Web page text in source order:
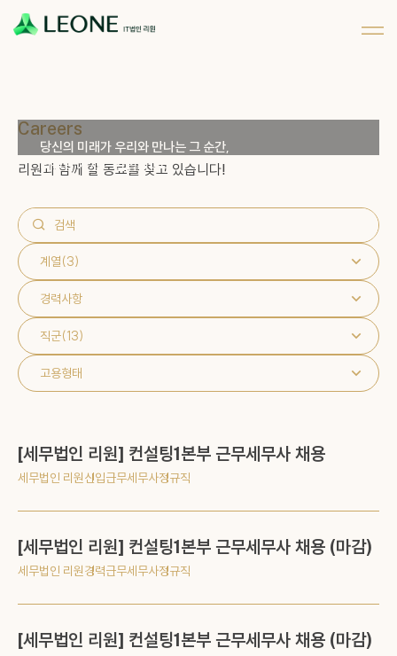
파트너십
당신의 미래가 우리와 만나는 그 순간,
리원의 가치는 완성됩니다.
Careers
리원과 함께 할 동료를 찾고 있습니다!
계열(3)
경력사항
직군(13)
고용형태
[세무법인 리원] 컨설팅1본부 근무세무사 채용
세무법인 리원신입근무세무사정규직
[세무법인 리원] 컨설팅1본부 근무세무사 채용 (마감)
세무법인 리원경력근무세무사정규직
[세무법인 리원] 컨설팅1본부 근무세무사 채용 (마감)